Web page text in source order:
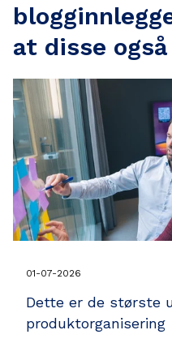
at disse
01-07-2026
Dette er de største
produktorganisering